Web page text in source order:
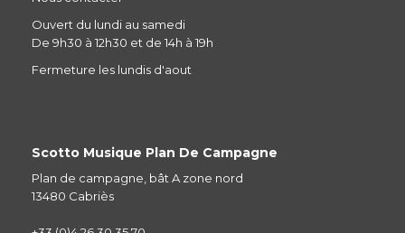
Ouvert du lundi au samedi
De 9h30 à 12h30 et de 14h à 19h
Fermeture les lundis d'aout
Scotto Musique Plan De Campagne
Plan de campagne, bât A zone nord
13480 Cabriès